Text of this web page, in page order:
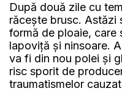
După două zile cu
răcește brusc. Astăzi
formă de ploaie, care
lapoviță și ninsoare.
va fi din nou polei și
risc sporit de
traumatismelor